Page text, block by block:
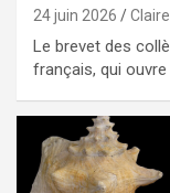
24 juin 2026
Le brevet des
français, qui ouvre